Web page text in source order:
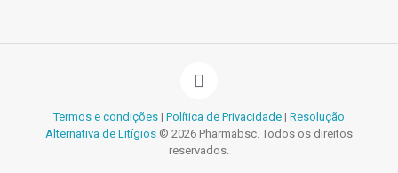
Termos e condições | Política de Privacidade | Resolução
Alternativa de Litígios © 2026 Pharmabsc. Todos os direitos
reservados.